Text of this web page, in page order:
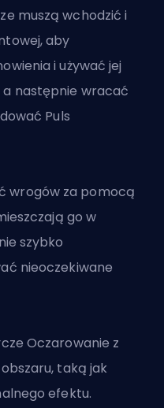
muszą wchodzić i
aby
i używać jej
następnie wracać
Puls
wrogów za pomocą
go w
szybko
nieoczekiwane
Oczarowanie z
taką jak
efektu.